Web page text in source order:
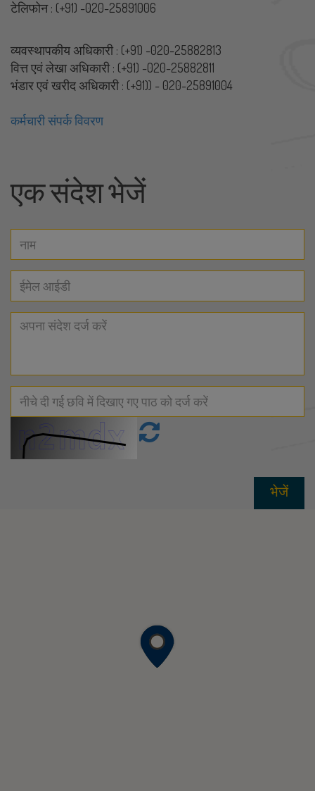
टेलिफोन : (+91) -020-25891006
व्यवस्थापकीय अधिकारी : (+91) -020-25882813
वित्त एवं लेखा अधिकारी : (+91) -020-25882811
भंडार एवं खरीद अधिकारी : (+91)) - 020-25891004
कर्मचारी संपर्क विवरण
एक संदेश भेजें
भेजें